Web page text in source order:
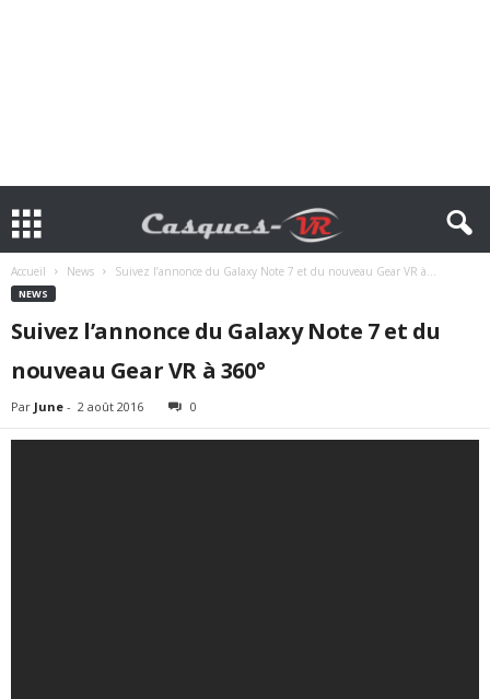
Accueil News Suivez l’annonce du Galaxy Note 7 et du nouveau Gear VR à...
NEWS
Suivez l’annonce du Galaxy Note 7 et du
nouveau Gear VR à 360°
Par June - 2 août 2016 0